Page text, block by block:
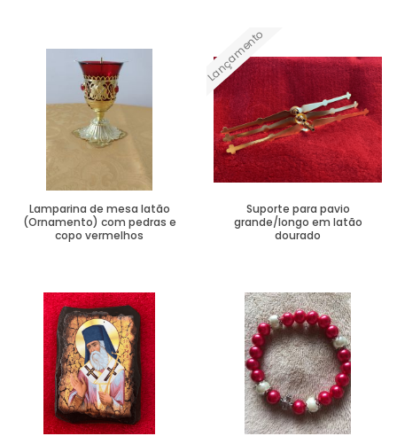
Lamparina de mesa latão
(Ornamento) com pedras e
copo vermelhos
Lançamento
Suporte para pavio
grande/longo em latão
dourado